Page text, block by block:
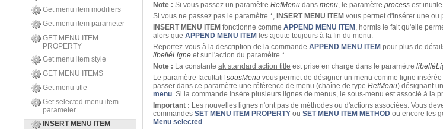
Get menu item modifiers
Get menu item parameter
GET MENU ITEM
PROPERTY
Get menu item style
GET MENU ITEMS
Get menu title
Get selected menu item
parameter
INSERT MENU ITEM
Note : Si vous passez un paramètre RefMenu dans menu, le paramètre process est
Si vous ne passez pas le paramètre *, INSERT MENU ITEM vous permet d'insérer une
INSERT MENU ITEM fonctionne comme APPEND MENU ITEM , hormis le fait qu'elle
alors que APPEND MENU ITEM les ajoute toujours à la fin du menu.
Reportez-vous à la description de la commande APPEND MENU ITEM pour plus de
libelléLigne et sur l'action du paramètre *.
Note : La constante ak standard action title est prise en charge dans le paramètre
Le paramètre facultatifsousMenu vous permet de désigner un menu comme ligne
passer dans ce paramètre une référence de menu (chaîne de type RefMenu) désignant
menu. Si la commande insère plusieurs lignes de menus, le sous-menu est associé à la
Important : Les nouvelles lignes n'ont pas de méthodes ou d'actions associées. Vous
commandes SET MENU ITEM PROPERTY ou SET MENU ITEM METHOD ou encore les
Menu selected .